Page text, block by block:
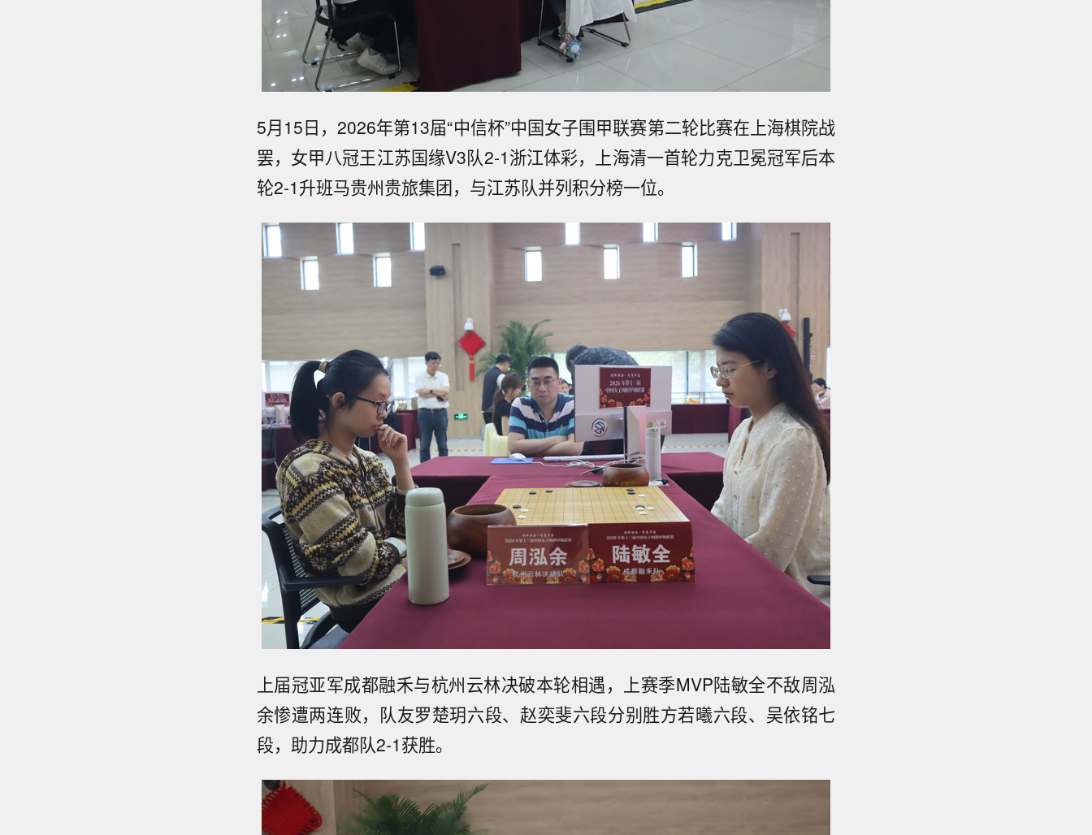
5月15日，2026年第13届“中信杯”中国女子围甲联赛第二轮比赛在上海棋院战
罢，女甲八冠王江苏国缘V3队2-1浙江体彩，上海清一首轮力克卫冕冠军后本
轮2-1升班马贵州贵旅集团，与江苏队并列积分榜一位。
上届冠亚军成都融禾与杭州云林决破本轮相遇，上赛季MVP陆敏全不敌周泓
余惨遭两连败，队友罗楚玥六段、赵奕斐六段分别胜方若曦六段、吴依铭七
段，助力成都队2-1获胜。